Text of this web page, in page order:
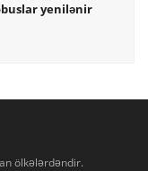
yenilənir
ölkələrdəndir.